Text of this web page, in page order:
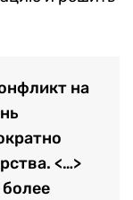
на
<…>